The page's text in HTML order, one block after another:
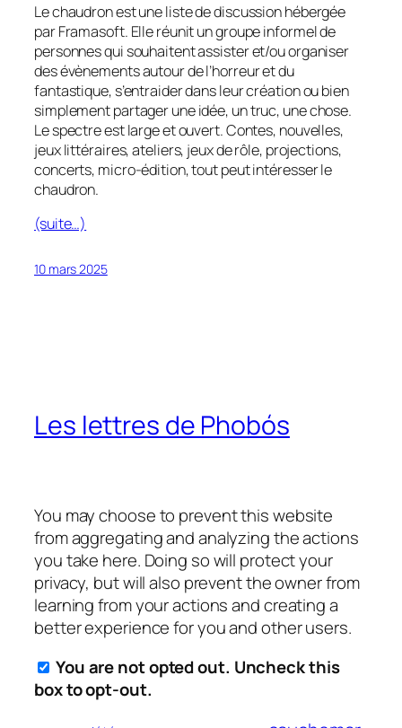
Le chaudron est une liste de discussion hébergée
par Framasoft. Elle réunit un groupe informel de
personnes qui souhaitent assister et/ou organiser
des évènements autour de l’horreur et du
fantastique, s’entraider dans leur création ou bien
simplement partager une idée, un truc, une chose.
Le spectre est large et ouvert. Contes, nouvelles,
jeux littéraires, ateliers, jeux de rôle, projections,
concerts, micro-édition, tout peut intéresser le
chaudron.
(suite…)
10 mars 2025
Les lettres de Phobós
You may choose to prevent this website
from aggregating and analyzing the actions
you take here. Doing so will protect your
privacy, but will also prevent the owner from
learning from your actions and creating a
better experience for you and other users.
You are not opted out. Uncheck this
box to opt-out.